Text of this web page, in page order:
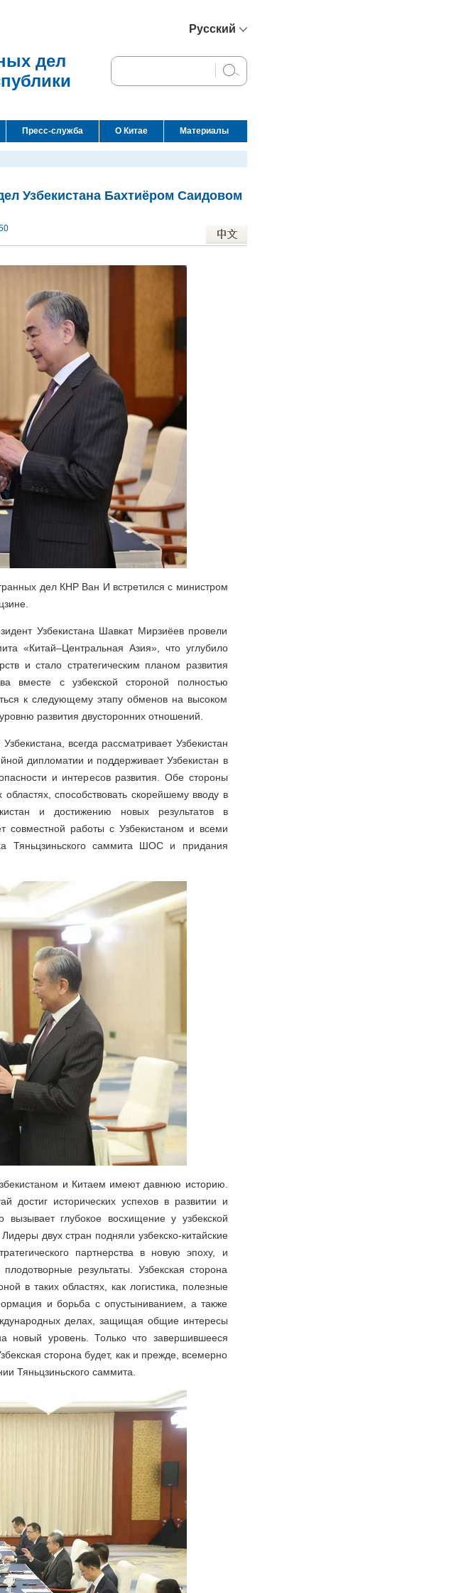
Русский
English
Español
عربي
дел
Пресс-служба О Китае Материалы
Узбекистана Бахтиёром Саидовом
дел КНР Ван И встретился с министром
Узбекистана Шавкат Мирзиёев провели
«Китай–Центральная Азия», что углубило
и стало стратегическим планом развития
вместе с узбекской стороной полностью
к следующему этапу обменов на высоком
развития двусторонних отношений.
всегда рассматривает Узбекистан
дипломатии и поддерживает Узбекистан в
и интересов развития. Обе стороны
способствовать скорейшему вводу в
и достижению новых результатов в
совместной работы с Узбекистаном и всеми
Тяньцзиньского саммита ШОС и придания
и Китаем имеют давнюю историю.
достиг исторических успехов в развитии и
глубокое восхищение у узбекской
двух стран подняли узбекско-китайские
партнерства в новую эпоху, и
результаты. Узбекская сторона
в таких областях, как логистика, полезные
и борьба с опустыниванием, а также
делах, защищая общие интересы
новый уровень. Только что завершившееся
сторона будет, как и прежде, всемерно
Тяньцзиньского саммита.